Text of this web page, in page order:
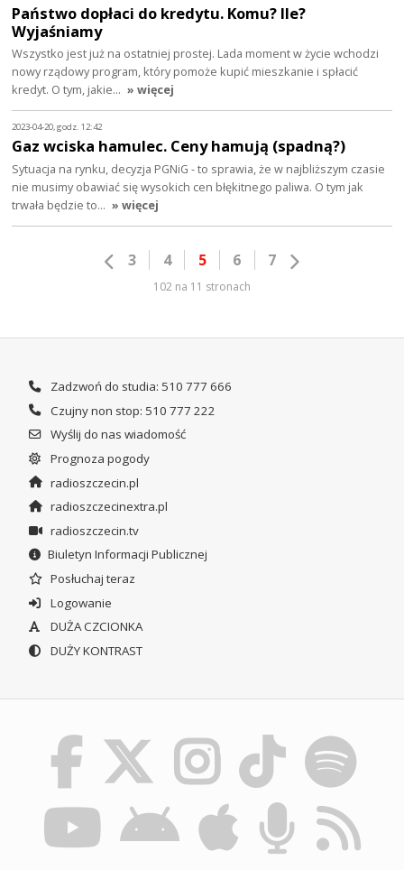
Państwo dopłaci do kredytu. Komu? Ile?
Wyjaśniamy
Wszystko jest już na ostatniej prostej. Lada moment w życie wchodzi
nowy rządowy program, który pomoże kupić mieszkanie i spłacić
kredyt. O tym, jakie… » więcej
2023-04-20, godz. 12:42
Gaz wciska hamulec. Ceny hamują (spadną?)
Sytuacja na rynku, decyzja PGNiG - to sprawia, że w najbliższym czasie
nie musimy obawiać się wysokich cen błękitnego paliwa. O tym jak
trwała będzie to… » więcej
3 4 5 6 7
102 na 11 stronach
Zadzwoń do studia: 510 777 666
Czujny non stop: 510 777 222
Wyślij do nas wiadomość
Prognoza pogody
radioszczecin.pl
radioszczecinextra.pl
radioszczecin.tv
Biuletyn Informacji Publicznej
Posłuchaj teraz
Logowanie
DUŻA CZCIONKA
DUŻY KONTRAST